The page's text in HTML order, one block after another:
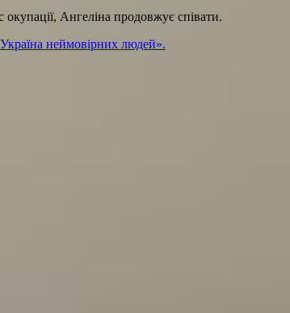
Ангеліна продовжує співати.
неймовірних людей».